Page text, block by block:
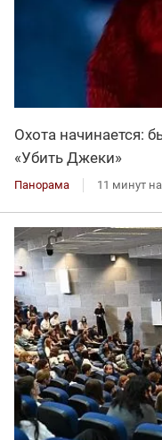
Охота начинается:
«Убить Джеки»
Панорама 11 минут